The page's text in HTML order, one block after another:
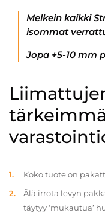
Melkein kaikki
isommat
Jopa +5-10 mm
Koko tuote on
Älä irrota levyn
täytyy ‘mukautua’